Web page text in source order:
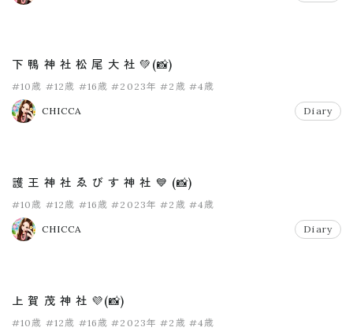
下 鴨 神 社 松 尾 大 社 💚(📸)
#10歳 #12歳 #16歳 #2023年 #2歳 #4歳
CHICCA Diary
護 王 神 社 ゑ び す 神 社 💙 (📸)
#10歳 #12歳 #16歳 #2023年 #2歳 #4歳
CHICCA Diary
上 賀 茂 神 社 💜(📸)
#10歳 #12歳 #16歳 #2023年 #2歳 #4歳